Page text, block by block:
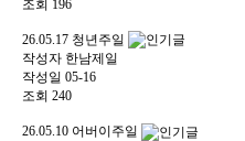
조회 196
26.05.17 청년주일
작성자 한남제일
작성일 05-16
조회 240
26.05.10 어버이주일